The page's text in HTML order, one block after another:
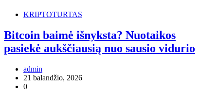
KRIPTOTURTAS
Bitcoin baimė išnyksta? Nuotaikos
pasiekė aukščiausią nuo sausio vidurio
admin
21 balandžio, 2026
0